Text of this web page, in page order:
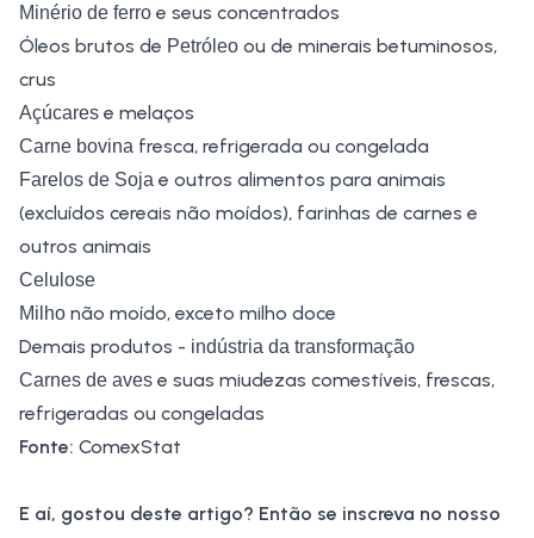
Minério de ferro e seus concentrados
Óleos brutos de Petróleo ou de minerais betuminosos,
crus
Açúcares e melaços
Carne bovina fresca, refrigerada ou congelada
Farelos de Soja e outros alimentos para animais
(excluídos cereais não moídos), farinhas de carnes e
outros animais
Celulose
Milho não moído, exceto milho doce
Demais produtos - indústria da transformação
Carnes de aves e suas miudezas comestíveis, frescas,
refrigeradas ou congeladas
Fonte: ComexStat
E aí, gostou deste artigo? Então se inscreva no nosso